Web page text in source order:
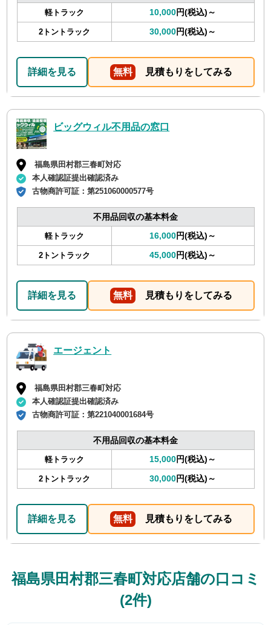
軽トラック 10,000円(税込)～
2トントラック 30,000円(税込)～
詳細を見る 無料 見積もりをしてみる
ビッグウィル不用品の窓口
福島県田村郡三春町対応
本人確認証提出確認済み
古物商許可証：第251060000577号
不用品回収の基本料金
軽トラック 16,000円(税込)～
2トントラック 45,000円(税込)～
詳細を見る 無料 見積もりをしてみる
エージェント
福島県田村郡三春町対応
本人確認証提出確認済み
古物商許可証：第221040001684号
不用品回収の基本料金
軽トラック 15,000円(税込)～
2トントラック 30,000円(税込)～
詳細を見る 無料 見積もりをしてみる
福島県田村郡三春町対応店舗の口コミ
(2件)